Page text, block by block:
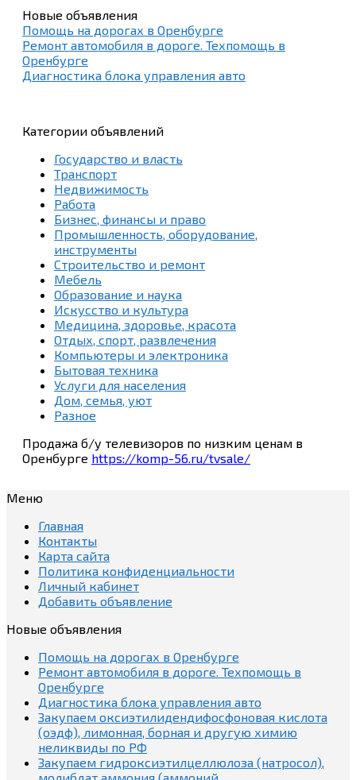
Новые объявления
Помощь на дорогах в Оренбурге
Ремонт автомобиля в дороге. Техпомощь в
Оренбурге
Диагностика блока управления авто
Категории объявлений
Государство и власть
Транспорт
Недвижимость
Работа
Бизнес, финансы и право
Промышленность, оборудование,
инструменты
Строительство и ремонт
Мебель
Образование и наука
Искусство и культура
Медицина, здоровье, красота
Отдых, спорт, развлечения
Компьютеры и электроника
Бытовая техника
Услуги для населения
Дом, семья, уют
Разное
Продажа б/у телевизоров по низким ценам в
Оренбурге https://komp-56.ru/tvsale/
Меню
Главная
Контакты
Карта сайта
Политика конфиденциальности
Личный кабинет
Добавить объявление
Новые объявления
Помощь на дорогах в Оренбурге
Ремонт автомобиля в дороге. Техпомощь в
Оренбурге
Диагностика блока управления авто
Закупаем оксиэтилидендифосфоновая кислота
(оэдф), лимонная, борная и другую химию
неликвиды по РФ
Закупаем гидроксиэтилцеллюлоза (натросол),